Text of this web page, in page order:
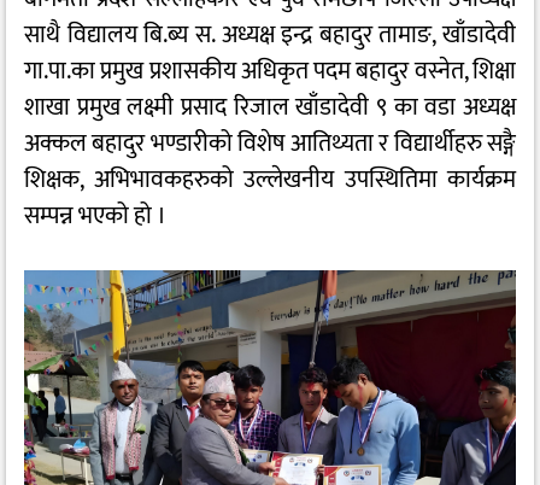
साथै विद्यालय बि.ब्य स. अध्यक्ष इन्द्र बहादुर तामाङ, खाँडादेवी
गा.पा.का प्रमुख प्रशासकीय अधिकृत पदम बहादुर वस्नेत, शिक्षा
शाखा प्रमुख लक्ष्मी प्रसाद रिजाल खाँडादेवी ९ का वडा अध्यक्ष
अक्कल बहादुर भण्डारीको विशेष आतिथ्यता र विद्यार्थीहरु सङ्गै
शिक्षक, अभिभावकहरुको उल्लेखनीय उपस्थितिमा कार्यक्रम
सम्पन्न भएको हो ।